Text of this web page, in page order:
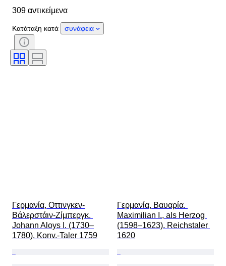
Υλικό
Πιστοποίηση
Νόμισμα
Εποχή
Τύπος νομίσματος
309 αντικείμενα
Κατάταξη κατά συνάφεια
Γερμανία, Οττινγκεν-
Βάλερστάιν-Ζίμπεργκ.
Johann Aloys I. (1730–
1780). Konv.-Taler 1759
Γερμανία, Βαυαρία.
Maximilian I., als Herzog
(1598–1623). Reichstaler
1620